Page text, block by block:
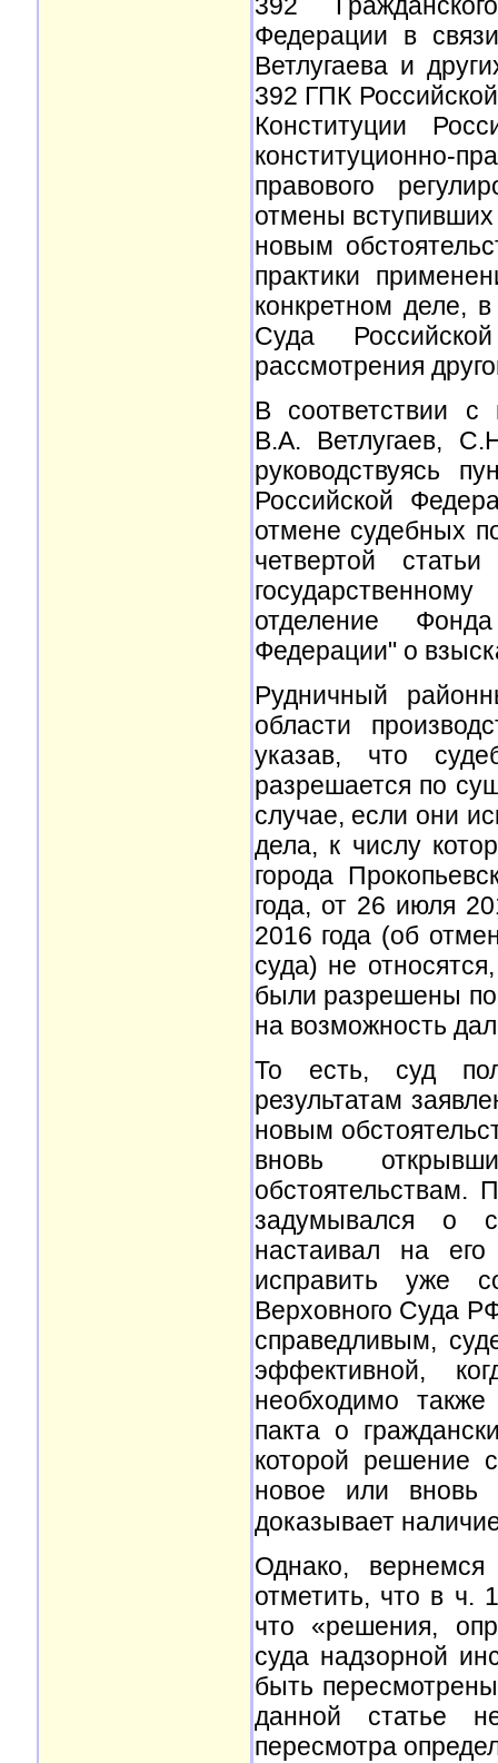
Федерации в
Ветлугаева и
392 ГПК
Конституции
конституционно-
правового
отмены
новым
практики
конкретном деле,
Суда
рассмотрения
В соответствии
В.А. Ветлугаев,
руководствуясь
Российской
отмене судебных
четвертой
отделение
Федерации" о
Рудничный
области
указав, что
разрешается по
случае, если они
дела, к числу
города
года, от 26 июля
2016 года (об
суда) не
были разрешены
на возможность
То есть, суд
результатам
новым
вновь
обстоятельствам.
задумывался о
настаивал на
исправить уже
Верховного Суда
справедливым,
эффективной,
необходимо также
пакта о
которой решение
новое или вновь
доказывает
Однако,
отметить, что в ч.
что «решения,
суда надзорной
быть
данной статье
пересмотра